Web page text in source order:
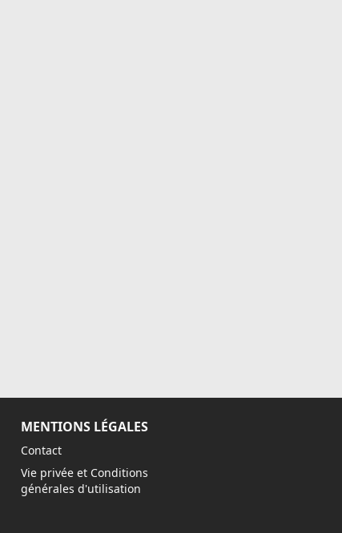
MENTIONS LÉGALES
Contact
Vie privée et Conditions
générales d'utilisation